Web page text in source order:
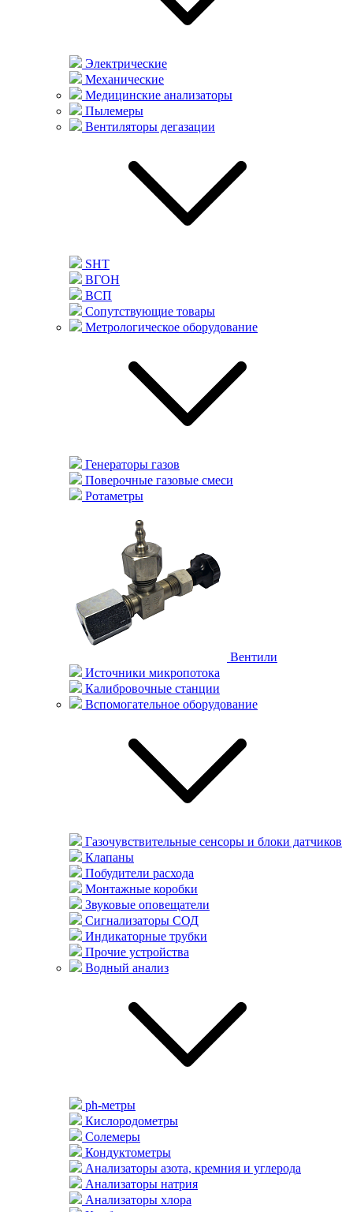
Электрические
Механические
Медицинские анализаторы
Пылемеры
Вентиляторы дегазации
SHT
ВГОН
ВСП
Сопутствующие товары
Метрологическое оборудование
Генераторы газов
Поверочные газовые смеси
Ротаметры
Вентили
Источники микропотока
Калибровочные станции
Вспомогательное оборудование
Газочувствительные сенсоры и блоки датчиков
Клапаны
Побудители расхода
Монтажные коробки
Звуковые оповещатели
Сигнализаторы СОД
Индикаторные трубки
Прочие устройства
Водный анализ
ph-метры
Кислородометры
Солемеры
Кондуктометры
Анализаторы азота, кремния и углерода
Анализаторы натрия
Анализаторы хлора